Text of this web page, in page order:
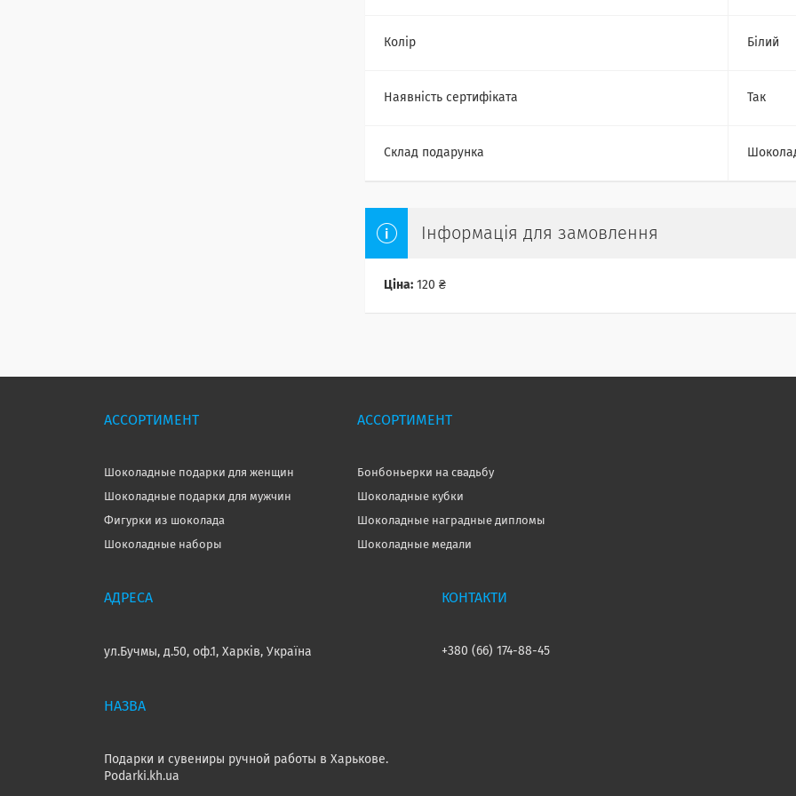
Колір Білий
Наявність сертифіката Так
Склад подарунка
Інформація для замовлення
Ціна: 120 ₴
АССОРТИМЕНТ
Шоколадные подарки для женщин
Шоколадные подарки для мужчин
Фигурки из шоколада
Шоколадные наборы
АССОРТИМЕНТ
Бонбоньерки на свадьбу
Шоколадные кубки
Шоколадные наградные дипломы
Шоколадные медали
ул.Бучмы, д.50, оф.1, Харків, Україна
Подарки и сувениры ручной работы в Харькове.
Podarki.kh.ua
+380 (66) 174-88-45